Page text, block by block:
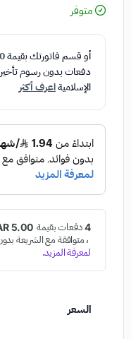
متوفر
أو قسم فاتورتك بقيمة
دفعات بدون رسوم
الإسلاميةاعرف أكثر
السعر